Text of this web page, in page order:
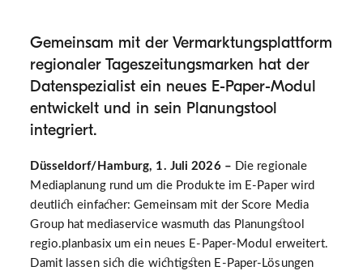
Gemeinsam mit der Vermarktungsplattform
regionaler Tageszeitungsmarken hat der
Datenspezialist ein neues E-Paper-Modul
entwickelt und in sein Planungstool
integriert.
Düsseldorf/Hamburg, 1. Juli 2026 – Die regionale
Mediaplanung rund um die Produkte im E-Paper wird
deutlich einfacher: Gemeinsam mit der Score Media
Group hat mediaservice wasmuth das Planungstool
regio.planbasix um ein neues E-Paper-Modul erweitert.
Damit lassen sich die wichtigsten E-Paper-Lösungen